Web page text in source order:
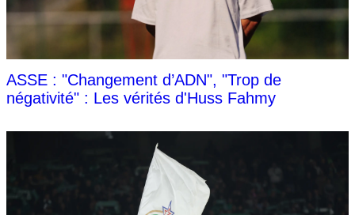
ASSE : "Changement d’ADN", "Trop de
négativité" : Les vérités d'Huss Fahmy